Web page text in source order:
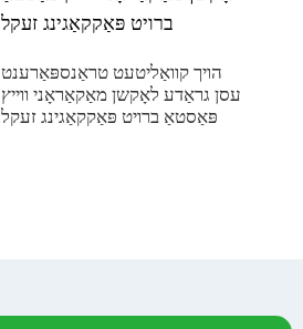
הויך קוואַליטעט טראַנספּאַרענט
עסן גראַדע לאָקשן מאַקאַראָני ווייץ
פּאַסטאַ ברויט פּאַקקאַגינג זעקל